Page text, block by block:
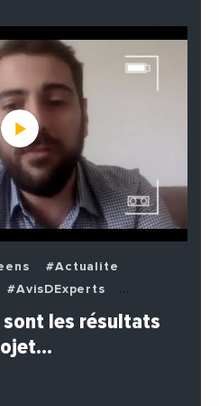
#Actualite
#AvisDExperts
sont les résultats